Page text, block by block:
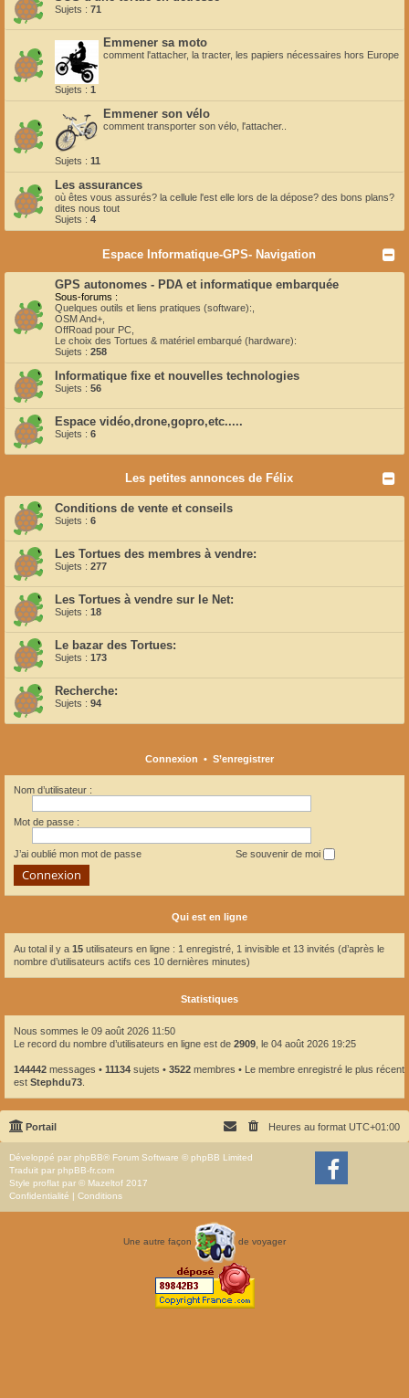
Sujets : 71
Emmener sa moto
comment l'attacher, la tracter, les papiers nécessaires hors Europe
Sujets : 1
Emmener son vélo
comment transporter son vélo, l'attacher..
Sujets : 11
Les assurances
où êtes vous assurés? la cellule l'est elle lors de la dépose? des bons plans?
dites nous tout
Sujets : 4
Espace Informatique-GPS- Navigation
GPS autonomes - PDA et informatique embarquée
Sous-forums :
Quelques outils et liens pratiques (software):
OSM And+
OffRoad pour PC
Le choix des Tortues & matériel embarqué (hardware):
Sujets : 258
Informatique fixe et nouvelles technologies
Sujets : 56
Espace vidéo,drone,gopro,etc.....
Sujets : 6
Les petites annonces de Félix
Conditions de vente et conseils
Sujets : 6
Les Tortues des membres à vendre:
Sujets : 277
Les Tortues à vendre sur le Net:
Sujets : 18
Le bazar des Tortues:
Sujets : 173
Recherche:
Sujets : 94
Connexion • S’enregistrer
Nom d’utilisateur :
Mot de passe :
J’ai oublié mon mot de passe Se souvenir de moi
Qui est en ligne
Au total il y a 15 utilisateurs en ligne : 1 enregistré, 1 invisible et 13 invités (d’après le
nombre d’utilisateurs actifs ces 10 dernières minutes)
Statistiques
Nous sommes le 09 août 2026 11:50
Le record du nombre d’utilisateurs en ligne est de 2909, le 04 août 2026 19:25
144442 messages • 11134 sujets • 3522 membres • Le membre enregistré le plus récent
est Stephdu73.
Portail Heures au format UTC+01:00
Développé par phpBB® Forum Software © phpBB Limited
Traduit par phpBB-fr.com
Style proflat par © Mazeltof 2017
Confidentialité
Conditions
Une autre façon de voyager